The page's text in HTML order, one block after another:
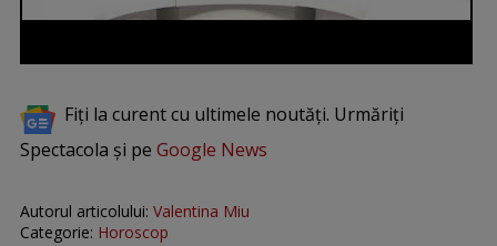
Fiți la curent cu ultimele noutăți. Urmăriți
Spectacola și pe Google News
Autorul articolului: Valentina Miu
Categorie: Horoscop